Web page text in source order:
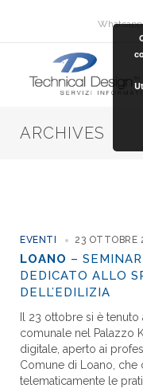
Whatsapp
ARCHIVES
EVENTI 23 OTTOBRE
LOANO –
DEDICATO ALLO
DELL’EDILIZIA
Il 23 ottobre si è
comunale nel Palazzo
digitale, aperto ai
Comune di Loano, che
telematicamente le